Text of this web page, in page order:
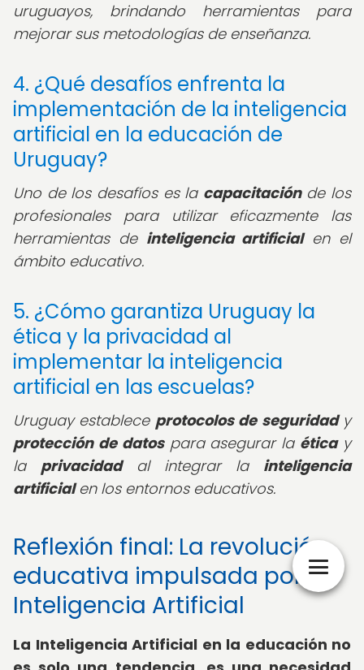
uruguayos, brindando herramientas para
mejorar sus metodologías de enseñanza.
4. ¿Qué desafíos enfrenta la
implementación de la inteligencia
artificial en la educación de
Uruguay?
Uno de los desafíos es la capacitaciónde los
profesionales para utilizar eficazmente las
herramientas de inteligencia artificialen el
ámbito educativo.
5. ¿Cómo garantiza Uruguay la
ética y la privacidad al
implementar la inteligencia
artificial en las escuelas?
Uruguay establece protocolos de seguridady
protección de datospara asegurar la éticay
la privacidadal integrar la inteligencia
artificialen los entornos educativos.
Reflexión final: La revolución
educativa impulsada por la
Inteligencia Artificial
La Inteligencia Artificial en la educación no